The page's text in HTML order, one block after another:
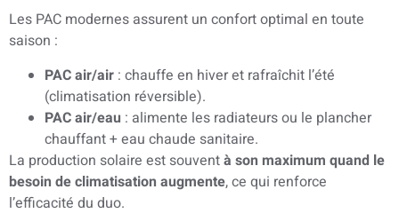
Les PAC modernes assurent un confort optimal en toute
saison :
PAC air/air : chauffe en hiver et rafraîchit l’été
(climatisation réversible).
PAC air/eau : alimente les radiateurs ou le plancher
chauffant + eau chaude sanitaire.
La production solaire est souventà son maximum quand le
besoin de climatisation augmente, ce qui renforce
l’efficacité du duo.